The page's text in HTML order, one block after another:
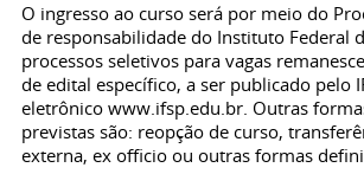
O ingresso ao curso será por meio do
de responsabilidade do Instituto Federal
processos seletivos para vagas
de edital específico, a ser publicado pelo
eletrônico www.ifsp.edu.br. Outras
previstas são: reopção de curso,
externa, ex officio ou outras formas